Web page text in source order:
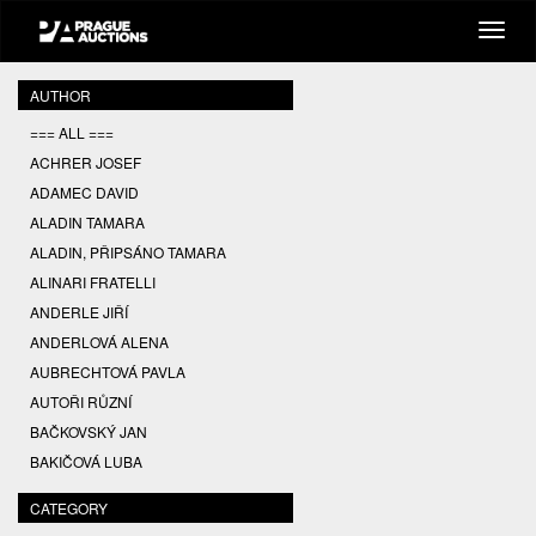
AUTHOR
=== ALL ===
ACHRER JOSEF
ADAMEC DAVID
ALADIN TAMARA
ALADIN, PŘIPSÁNO TAMARA
ALINARI FRATELLI
ANDERLE JIŘÍ
ANDERLOVÁ ALENA
AUBRECHTOVÁ PAVLA
AUTOŘI RŮZNÍ
BAČKOVSKÝ JAN
BAKIČOVÁ LUBA
BALCAR JIŘÍ
BALCAR KAREL
CATEGORY